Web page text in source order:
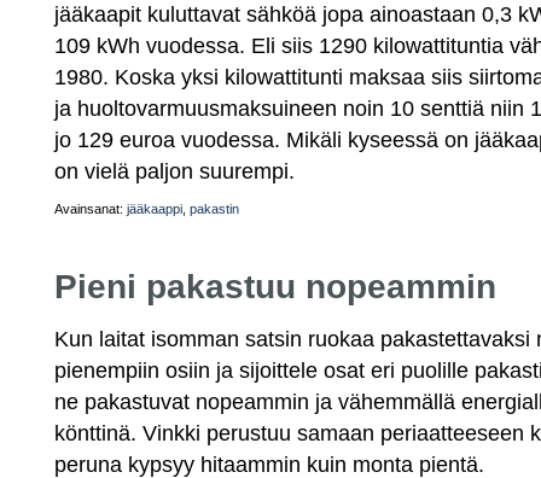
jääkaapit kuluttavat sähköä jopa ainoastaan 0,3
109 kWh vuodessa. Eli siis 1290 kilowattituntia
1980. Koska yksi kilowattitunti maksaa siis
ja huoltovarmuusmaksuineen noin 10 senttiä niin
jo 129 euroa vuodessa. Mikäli kyseessä on
on vielä paljon suurempi.
Avainsanat: jääkaappi pakastin
Pieni pakastuu nopeammin
Kun laitat isomman satsin ruokaa pakastettavaksi
pienempiin osiin ja sijoittele osat eri puolille
ne pakastuvat nopeammin ja vähemmällä
könttinä. Vinkki perustuu samaan periaatteeseen
peruna kypsyy hitaammin kuin monta pientä.